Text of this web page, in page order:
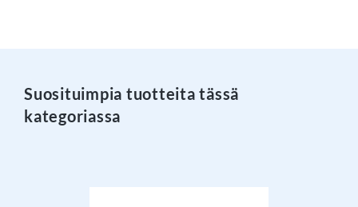
Suosituimpia tuotteita tässä
kategoriassa